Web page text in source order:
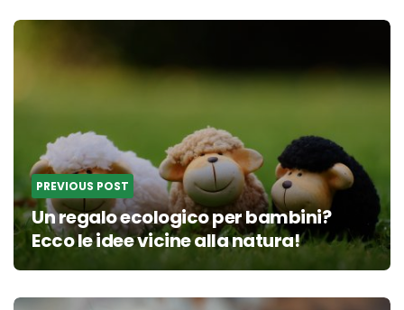
Post
navigation
PREVIOUS POST
Un regalo ecologico per bambini?
Ecco le idee vicine alla natura!